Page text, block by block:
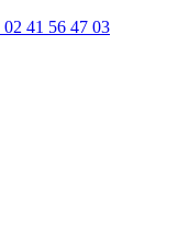
02 41 56 47 03